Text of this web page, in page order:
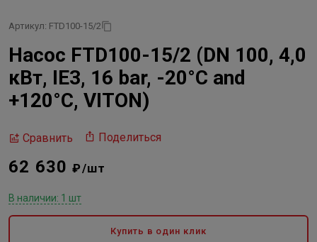
Артикул: FTD100-15/2
Насос FTD100-15/2 (DN 100, 4,0
кВт, IE3, 16 bar, -20°C and
+120°C, VITON)
Сравнить Поделиться
62 630₽/шт
В наличии: 1 шт
Купить в один клик